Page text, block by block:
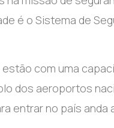
é o Sistema de
com uma
dos aeroportos
entrar no país anda